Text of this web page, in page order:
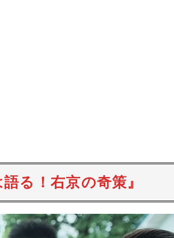
る！右京の奇策』